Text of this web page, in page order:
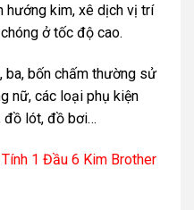
hướng kim, xê dịch vị trí
ở tốc độ cao.
ba, bốn chấm thường sử
nữ, các loại phụ kiện
đồ lót, đồ bơi…
1 Đầu 6 Kim Brother